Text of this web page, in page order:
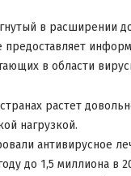
в расширении
в области
растет
нагрузкой.
антивирусное
до 1,5 миллиона в